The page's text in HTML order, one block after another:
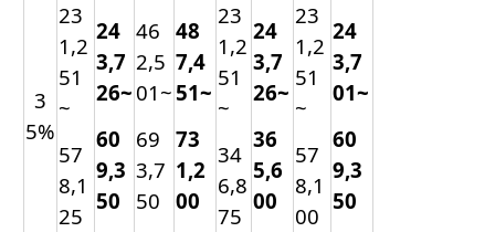
3
5%
23
1,2
51
~
57
8,1
25
24
3,7
26~
60
9,3
50
46
2,5
01~
69
3,7
50
48
7,4
51~
73
1,2
00
23
1,2
51
~
34
6,8
75
24
3,7
26~
36
5,6
00
23
1,2
51
~
57
8,1
00
24
3,7
01~
60
9,3
50